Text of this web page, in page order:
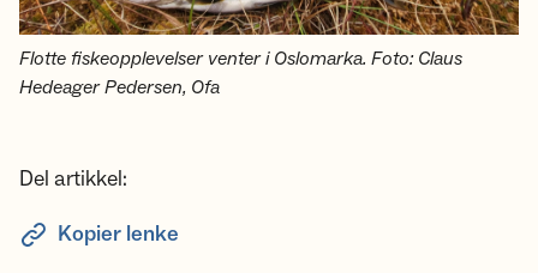
Flotte fiskeopplevelser venter i Oslomarka. Foto: Claus
Hedeager Pedersen, Ofa
Del artikkel:
Kopier lenke